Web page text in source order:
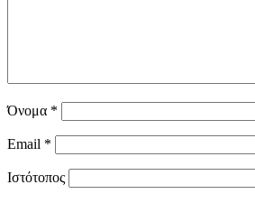
Όνομα *
Email *
Ιστότοπος